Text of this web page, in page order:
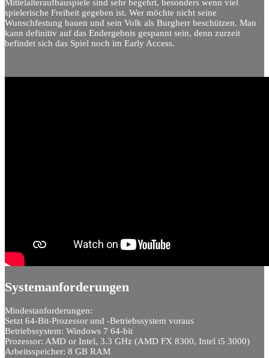
Mittelalteraufbauspiele sind sehr begehrt, besonders wenn viel
spielerische Freiheit gegeben ist. Wer möchte nicht seine
Wunschfestung bauen und sein Volk als Burgherr beschützen. Man
kann definitiv auf das Endergebnis gespannt sein, denn zurzeit
befindet sich das Spiel noch im Early Access.
Systemanforderungen
Mindestanforderungen:
Setzt 64-Bit-Prozessor und -Betriebssystem voraus
Betriebssystem: Windows 7 64-bit
Prozessor: AMD or Intel, 3.3 GHz (AMD FX 8300, Intel i5 3000)
Arbeitsspeicher: 8 GB RAM